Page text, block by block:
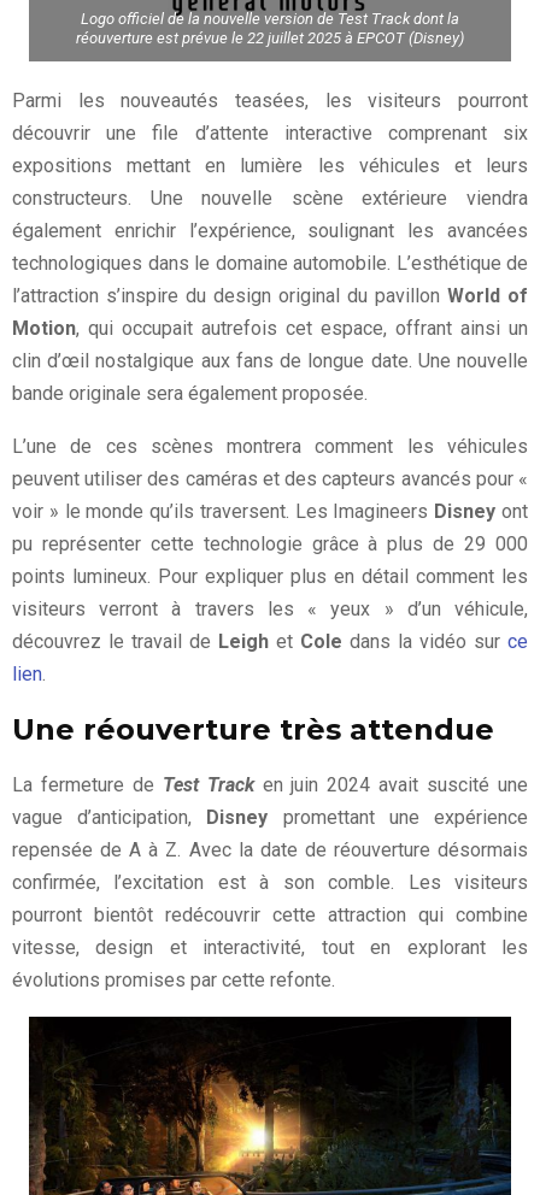
Logo officiel de la nouvelle version de Test Track dont la
réouverture est prévue le 22 juillet 2025 à EPCOT (Disney)
Parmi les nouveautés teasées, les visiteurs pourront
découvrir une file d’attente interactive comprenant six
expositions mettant en lumière les véhicules et leurs
constructeurs. Une nouvelle scène extérieure viendra
également enrichir l’expérience, soulignant les avancées
technologiques dans le domaine automobile. L’esthétique de
l’attraction s’inspire du design original du pavillon World of
Motion, qui occupait autrefois cet espace, offrant ainsi un
clin d’œil nostalgique aux fans de longue date. Une nouvelle
bande originale sera également proposée.
L’une de ces scènes montrera comment les véhicules
peuvent utiliser des caméras et des capteurs avancés pour «
voir » le monde qu’ils traversent. Les Imagineers Disney ont
pu représenter cette technologie grâce à plus de 29 000
points lumineux. Pour expliquer plus en détail comment les
visiteurs verront à travers les « yeux » d’un véhicule,
découvrez le travail de Leigh et Cole dans la vidéo sur ce
lien.
Une réouverture très attendue
La fermeture de Test Track en juin 2024 avait suscité une
vague d’anticipation, Disney promettant une expérience
repensée de A à Z. Avec la date de réouverture désormais
confirmée, l’excitation est à son comble. Les visiteurs
pourront bientôt redécouvrir cette attraction qui combine
vitesse, design et interactivité, tout en explorant les
évolutions promises par cette refonte.